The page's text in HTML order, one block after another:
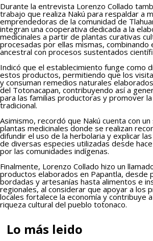
Durante la entrevista Lorenzo Collado
trabajo que realiza Nakú para respaldar a
emprendedoras de la comunidad de
integran una cooperativa dedicada a la
medicinales a partir de plantas curativas
procesadas por ellas mismas, combinando
ancestral con procesos sustentados
Indicó que el establecimiento funge como
estos productos, permitiendo que los
y consuman remedios naturales
del Totonacapan, contribuyendo así a
para las familias productoras y promover la
tradicional.
Asimismo, recordó que Nakú cuenta con
plantas medicinales donde se realizan
difundir el uso de la herbolaria y explicar
de diversas especies utilizadas desde
por las comunidades indígenas.
Finalmente, Lorenzo Collado hizo un
productos elaborados en Papantla, desde
bordadas y artesanías hasta alimentos e
regionales, al considerar que apoyar a los
locales fortalece la economía y contribuye
riqueza cultural del pueblo totonaco.
Lo más leido